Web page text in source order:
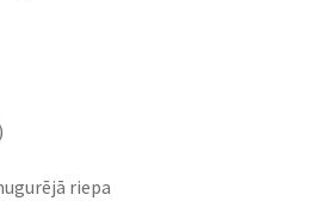
riepa